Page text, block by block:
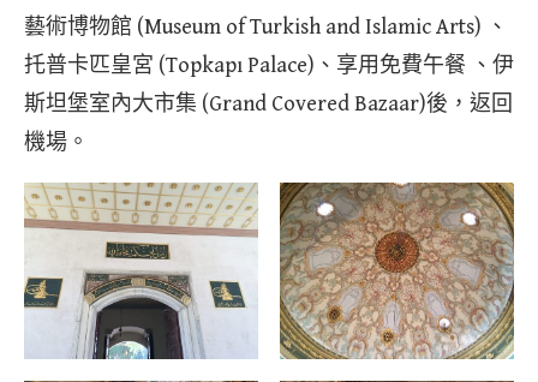
藝術博物館 (Museum of Turkish and Islamic Arts) 、
托普卡匹皇宮 (Topkapı Palace)、享用免費午餐 、伊
斯坦堡室內大市集 (Grand Covered Bazaar)後，返回
機場。